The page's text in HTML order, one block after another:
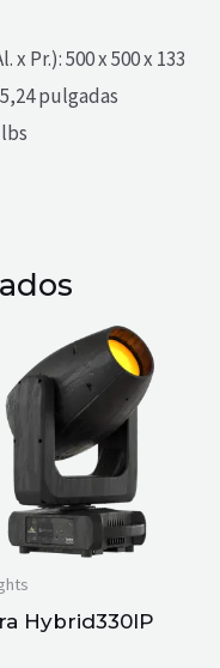
x Pr.): 500 x 500 x 133
pulgadas
Hybrid330IP